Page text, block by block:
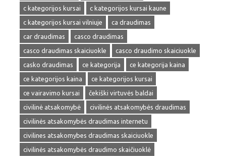
c kategorijos kursai
c kategorijos kursai kaune
c kategorijos kursai vilniuje
ca draudimas
car draudimas
casco draudimas
casco draudimas skaiciuokle
casco draudimo skaiciuokle
casko draudimas
ce kategorija
ce kategorija kaina
ce kategorijos kaina
ce kategorijos kursai
ce vairavimo kursai
čekiški virtuvės baldai
civilinė atsakomybė
civilinės atsakomybės draudimas
civilinės atsakomybės draudimas internetu
civilines atsakomybes draudimas skaiciuokle
civilinės atsakomybės draudimo skaičiuoklė